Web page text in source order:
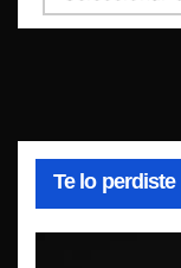
Te lo perdiste